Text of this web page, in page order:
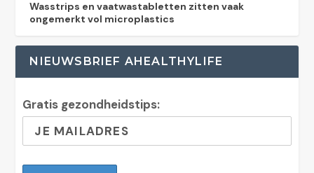
Wasstrips en vaatwastabletten zitten vaak
ongemerkt vol microplastics
NIEUWSBRIEF AHEALTHYLIFE
Gratis gezondheidstips: